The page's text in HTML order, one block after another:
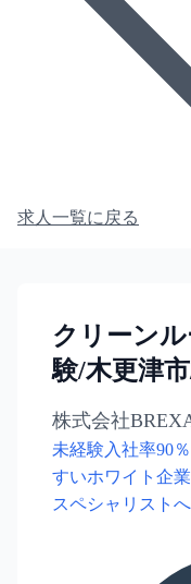
求人一覧に戻る
クリーン
験/木更津
株式会社
未経験入社率90
すいホワイト企
スペシャリスト